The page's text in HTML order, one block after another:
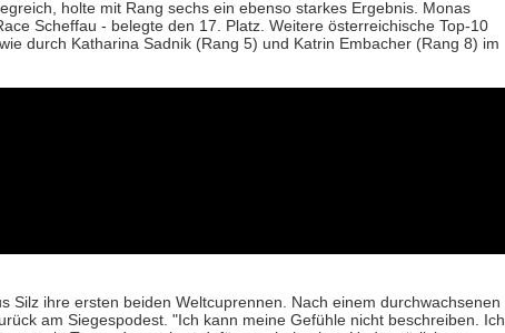
holte mit Rang sechs ein ebenso starkes Ergebnis. Monas
Scheffau - belegte den 17. Platz. Weitere österreichische Top-10
durch Katharina Sadnik (Rang 5) und Katrin Embacher (Rang 8) im
ihre ersten beiden Weltcuprennen. Nach einem durchwachsenen
am Siegespodest. "Ich kann meine Gefühle nicht beschreiben. Ich